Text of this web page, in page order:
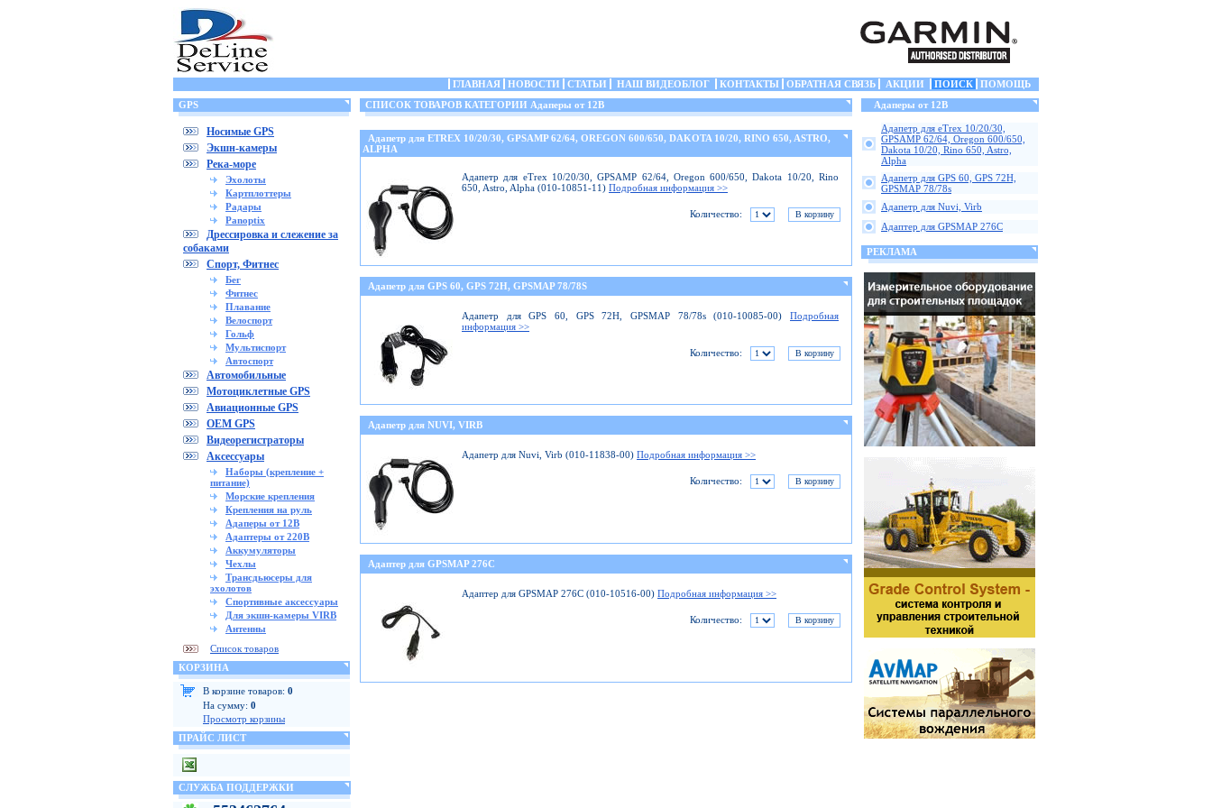
ГЛАВНАЯ НОВОСТИ СТАТЬИ НАШ ВИДЕОБЛОГ КОНТАКТЫ ОБРАТНАЯ СВЯЗЬ АКЦИИ ПОИСК
ПОМОЩЬ
GPS
Носимые GPS
Экшн-камеры
Река-море
Эхолоты
Картплоттеры
Радары
Panoptix
Дрессировка и слежение за
собаками
Спорт, Фитнес
Бег
Фитнес
Плавание
Велоспорт
Гольф
Мультиспорт
Автоспорт
Автомобильные
Мотоциклетные GPS
Авиационные GPS
OEM GPS
Видеорегистраторы
Аксессуары
Наборы (крепление +
питание)
Морские крепления
Крепления на руль
Адаперы от 12В
Адаптеры от 220В
Аккумуляторы
Чехлы
Трансдьюсеры для
эхолотов
Спортивные аксессуары
Для экшн-камеры VIRB
Антенны
Список товаров
КОРЗИНА
В корзине товаров: 0
На сумму: 0
Просмотр корзины
ПРАЙС ЛИСТ
СЛУЖБА ПОДДЕРЖКИ
СПИСОК ТОВАРОВ КАТЕГОРИИ Адаперы от 12В
Адапетр для ETREX 10/20/30, GPSAMP 62/64, OREGON 600/650, DAKOTA 10/20, RINO 650, ASTRO,
ALPHA
Адапетр для eTrex 10/20/30, GPSAMP 62/64, Oregon 600/650, Dakota 10/20, Rino
650, Astro, Alpha (010-10851-11) Подробная информация >>
Количество:
Адапетр для GPS 60, GPS 72H, GPSMAP 78/78S
Адапетр для GPS 60, GPS 72H, GPSMAP 78/78s (010-10085-00) Подробная
информация >>
Количество:
Адапетр для NUVI, VIRB
Адапетр для Nuvi, Virb (010-11838-00) Подробная информация >>
Количество:
Адаптер для GPSMAP 276C
Адаптер для GPSMAP 276C (010-10516-00) Подробная информация >>
Количество:
Адаперы от 12В
Адапетр для eTrex 10/20/30,
GPSAMP 62/64, Oregon 600/650,
Dakota 10/20, Rino 650, Astro,
Alpha
Адапетр для GPS 60, GPS 72H,
GPSMAP 78/78s
Адапетр для Nuvi, Virb
Адаптер для GPSMAP 276C
РЕКЛАМА